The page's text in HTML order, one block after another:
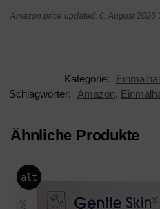
Amazon price updated: 6. August 2026
Kategorie:
Schlagwörter:
Amazon,
Ähnliche Produkte
alt